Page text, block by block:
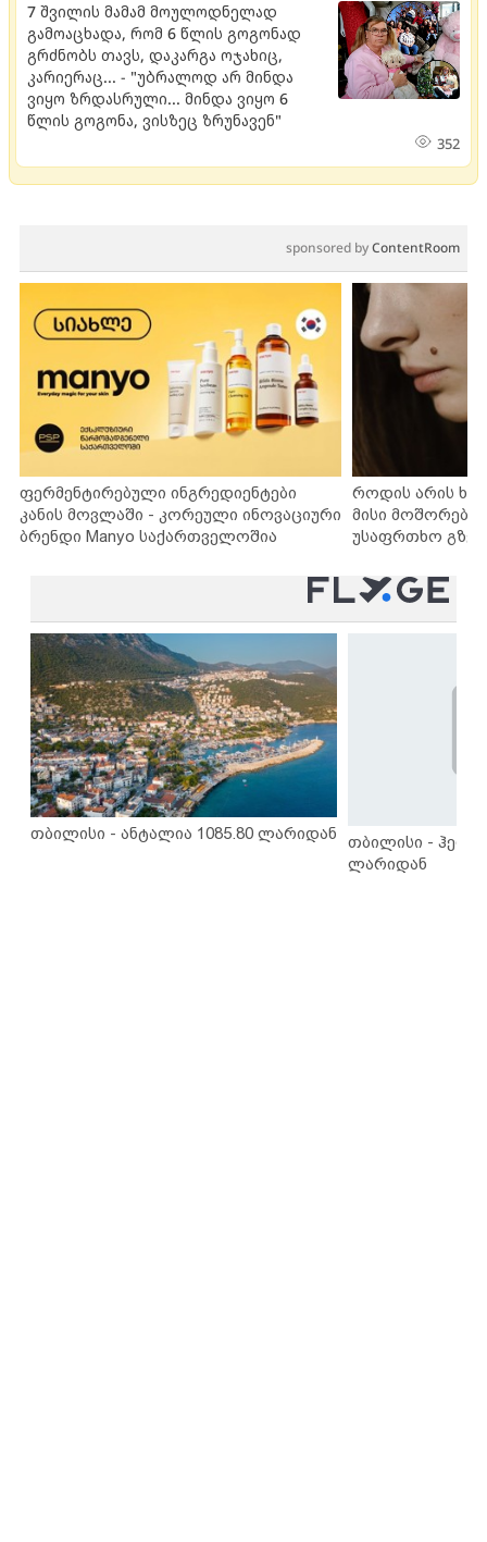
7 შვილის მამამ მოულოდნელად
გამოაცხადა, რომ 6 წლის გოგონად
გრძნობს თავს, დაკარგა ოჯახიც,
კარიერაც... - "უბრალოდ არ მინდა
ვიყო ზრდასრული... მინდა ვიყო 6
წლის გოგონა, ვისზეც ზრუნავენ"
352
sponsored byContentRoom
ფერმენტირებული ინგრედიენტები
კანის მოვლაში - კორეული ინოვაციური
ბრენდი Manyo საქართველოშია
როდის არის
მისი
უსაფრთხო
თბილისი - ანტალია 1085.80 ლარიდან
თბილისი -
ლარიდან